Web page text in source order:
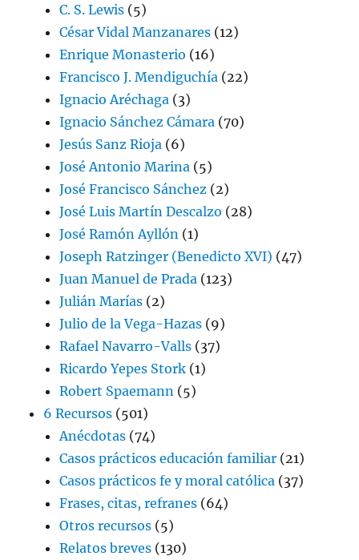
C. S. Lewis (5)
César Vidal Manzanares (12)
Enrique Monasterio (16)
Francisco J. Mendiguchía (22)
Ignacio Aréchaga (3)
Ignacio Sánchez Cámara (70)
Jesús Sanz Rioja (6)
José Antonio Marina (5)
José Francisco Sánchez (2)
José Luis Martín Descalzo (28)
José Ramón Ayllón (1)
Joseph Ratzinger (Benedicto XVI) (47)
Juan Manuel de Prada (123)
Julián Marías (2)
Julio de la Vega-Hazas (9)
Rafael Navarro-Valls (37)
Ricardo Yepes Stork (1)
Robert Spaemann (5)
6 Recursos (501)
Anécdotas (74)
Casos prácticos educación familiar (21)
Casos prácticos fe y moral católica (37)
Frases, citas, refranes (64)
Otros recursos (5)
Relatos breves (130)